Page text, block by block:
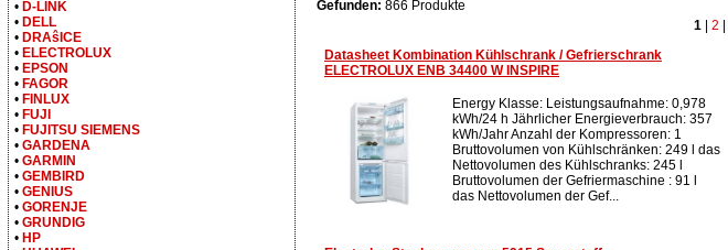
Gefunden: 866 Produkte
1
2
Datasheet Kombination Kühlschrank / Gefrierschrank
ELECTROLUX ENB 34400 W INSPIRE
Energy Klasse: Leistungsaufnahme: 0,978
kWh/24 h Jährlicher Energieverbrauch: 357
kWh/Jahr Anzahl der Kompressoren: 1
Bruttovolumen von Kühlschränken: 249 l das
Nettovolumen des Kühlschranks: 245 l
Bruttovolumen der Gefriermaschine : 91 l
das Nettovolumen der Gef...
• D-LINK
• DELL
• DRAŝICE
• ELECTROLUX
• EPSON
• FAGOR
• FINLUX
• FUJI
• FUJITSU SIEMENS
• GARDENA
• GARMIN
• GEMBIRD
• GENIUS
• GORENJE
• GRUNDIG
• HP